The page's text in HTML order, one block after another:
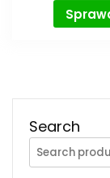
Search